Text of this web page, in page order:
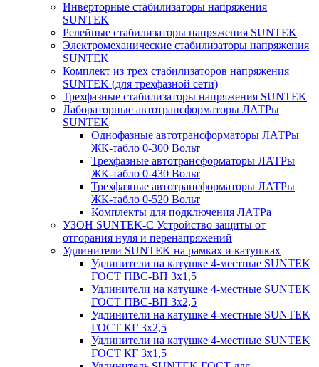
Инверторные стабилизаторы напряжения
SUNTEK
Релейные стабилизаторы напряжения SUNTEK
Электромеханические стабилизаторы напряжения
SUNTEK
Комплект из трех стабилизаторов напряжения
SUNTEK (для трехфазной сети)
Трехфазные стабилизаторы напряжения SUNTEK
Лабораторные автотрансформаторы ЛАТРы
SUNTEK
Однофазные автотрансформаторы ЛАТРы
ЖК-табло 0-300 Вольт
Трехфазные автотрансформаторы ЛАТРы
ЖК-табло 0-430 Вольт
Трехфазные автотрансформаторы ЛАТРы
ЖК-табло 0-520 Вольт
Комплекты для подключения ЛАТРа
УЗОН SUNTEK-C Устройство защиты от
отгорания нуля и перенапряжений
Удлинители SUNTEK на рамках и катушках
Удлинители на катушке 4-местные SUNTEK
ГОСТ ПВС-ВП 3х1,5
Удлинители на катушке 4-местные SUNTEK
ГОСТ ПВС-ВП 3х2,5
Удлинители на катушке 4-местные SUNTEK
ГОСТ КГ 3х2,5
Удлинители на катушке 4-местные SUNTEK
ГОСТ КГ 3х1,5